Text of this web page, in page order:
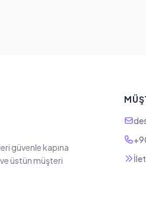
güvenle kapına
üstün müşteri